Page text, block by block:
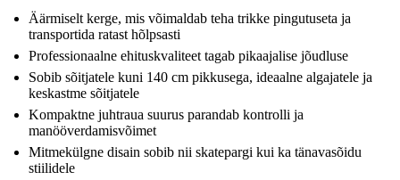
Äärmiselt kerge, mis võimaldab teha trikke pingutuseta ja
transportida ratast hõlpsasti
Professionaalne ehituskvaliteet tagab pikaajalise jõudluse
Sobib sõitjatele kuni 140 cm pikkusega, ideaalne algajatele ja
keskastme sõitjatele
Kompaktne juhtraua suurus parandab kontrolli ja
manööverdamisvõimet
Mitmekülgne disain sobib nii skatepargi kui ka tänavasõidu
stiilidele